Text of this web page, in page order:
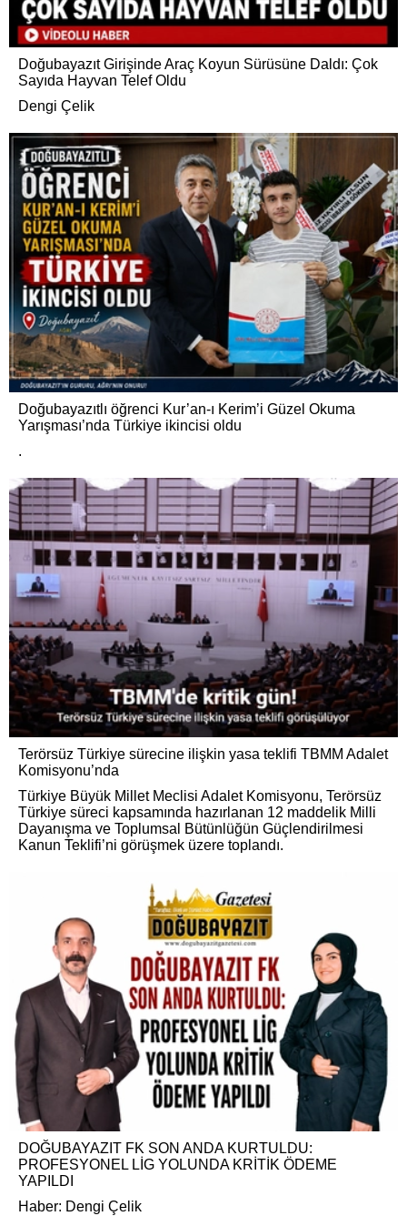
Doğubayazıt Girişinde Araç Koyun Sürüsüne Daldı: Çok
Sayıda Hayvan Telef Oldu
Dengi Çelik
Doğubayazıtlı öğrenci Kur’an-ı Kerim’i Güzel Okuma
Yarışması’nda Türkiye ikincisi oldu
.
Terörsüz Türkiye sürecine ilişkin yasa teklifi TBMM Adalet
Komisyonu’nda
Türkiye Büyük Millet Meclisi Adalet Komisyonu, Terörsüz
Türkiye süreci kapsamında hazırlanan 12 maddelik Milli
Dayanışma ve Toplumsal Bütünlüğün Güçlendirilmesi
Kanun Teklifi’ni görüşmek üzere toplandı.
DOĞUBAYAZIT FK SON ANDA KURTULDU:
PROFESYONEL LİG YOLUNDA KRİTİK ÖDEME
YAPILDI
Haber: Dengi Çelik